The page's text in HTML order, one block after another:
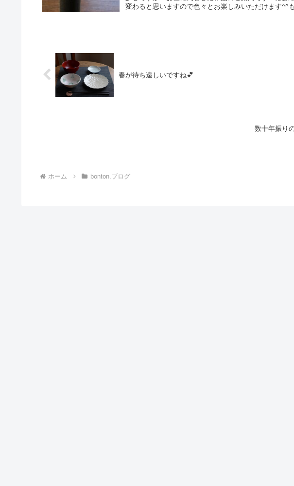
変わると思いますので色々とお楽しみいただけます^^
春が待ち遠しいですね💕
数十年振り
ホーム bonton.ブログ